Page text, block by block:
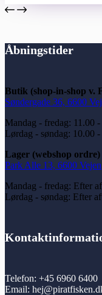
Åbningstider
Butik (shop-in-shop v.
Søndergade 36, 6600
Mandag - fredag: 11.00
Lørdag - søndag: 10.00
Lager (webshop ordre)
Park Alle 13, 6600 Vejen
Mandag - fredag: Efter
Lørdag - søndag: Efter
Telefon: +45 6960 6400
Email: